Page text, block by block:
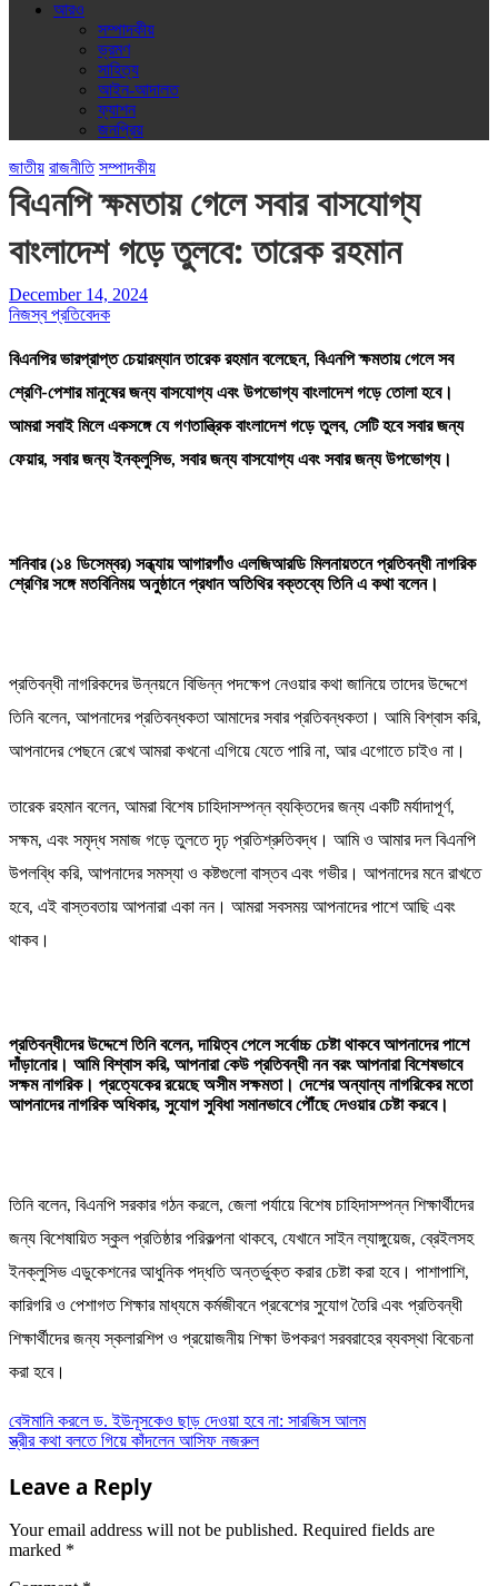
আরও
সম্পাদকীয়
ভ্রমণ
সাহিত্য
আইন-আদালত
ফ্যাশন
জনপ্রিয়
জাতীয় রাজনীতি সম্পাদকীয়
বিএনপি ক্ষমতায় গেলে সবার বাসযোগ্য
বাংলাদেশ গড়ে তুলবে: তারেক রহমান
December 14, 2024
নিজস্ব প্রতিবেদক
বিএনপির ভারপ্রাপ্ত চেয়ারম্যান তারেক রহমান বলেছেন, বিএনপি ক্ষমতায় গেলে সব
শ্রেণি-পেশার মানুষের জন্য বাসযোগ্য এবং উপভোগ্য বাংলাদেশ গড়ে তোলা হবে।
আমরা সবাই মিলে একসঙ্গে যে গণতান্ত্রিক বাংলাদেশ গড়ে তুলব, সেটি হবে সবার জন্য
ফেয়ার, সবার জন্য ইনক্লুসিভ, সবার জন্য বাসযোগ্য এবং সবার জন্য উপভোগ্য।
শনিবার (১৪ ডিসেম্বর) সন্ধ্যায় আগারগাঁও এলজিআরডি মিলনায়তনে প্রতিবন্ধী নাগরিক
শ্রেণির সঙ্গে মতবিনিময় অনুষ্ঠানে প্রধান অতিথির বক্তব্যে তিনি এ কথা বলেন।
প্রতিবন্ধী নাগরিকদের উন্নয়নে বিভিন্ন পদক্ষেপ নেওয়ার কথা জানিয়ে তাদের উদ্দেশে
তিনি বলেন, আপনাদের প্রতিবন্ধকতা আমাদের সবার প্রতিবন্ধকতা। আমি বিশ্বাস করি,
আপনাদের পেছনে রেখে আমরা কখনো এগিয়ে যেতে পারি না, আর এগোতে চাইও না।
তারেক রহমান বলেন, আমরা বিশেষ চাহিদাসম্পন্ন ব্যক্তিদের জন্য একটি মর্যাদাপূর্ণ,
সক্ষম, এবং সমৃদ্ধ সমাজ গড়ে তুলতে দৃঢ় প্রতিশ্রুতিবদ্ধ। আমি ও আমার দল বিএনপি
উপলব্ধি করি, আপনাদের সমস্যা ও কষ্টগুলো বাস্তব এবং গভীর। আপনাদের মনে রাখতে
হবে, এই বাস্তবতায় আপনারা একা নন। আমরা সবসময় আপনাদের পাশে আছি এবং
থাকব।
প্রতিবন্ধীদের উদ্দেশে তিনি বলেন, দায়িত্ব পেলে সর্বোচ্চ চেষ্টা থাকবে আপনাদের পাশে
দাঁড়ানোর। আমি বিশ্বাস করি, আপনারা কেউ প্রতিবন্ধী নন বরং আপনারা বিশেষভাবে
সক্ষম নাগরিক। প্রত্যেকের রয়েছে অসীম সক্ষমতা। দেশের অন্যান্য নাগরিকের মতো
আপনাদের নাগরিক অধিকার, সুযোগ সুবিধা সমানভাবে পৌঁছে দেওয়ার চেষ্টা করবে।
তিনি বলেন, বিএনপি সরকার গঠন করলে, জেলা পর্যায়ে বিশেষ চাহিদাসম্পন্ন শিক্ষার্থীদের
জন্য বিশেষায়িত স্কুল প্রতিষ্ঠার পরিকল্পনা থাকবে, যেখানে সাইন ল্যাঙ্গুয়েজ, ব্রেইলসহ
ইনক্লুসিভ এডুকেশনের আধুনিক পদ্ধতি অন্তর্ভুক্ত করার চেষ্টা করা হবে। পাশাপাশি,
কারিগরি ও পেশাগত শিক্ষার মাধ্যমে কর্মজীবনে প্রবেশের সুযোগ তৈরি এবং প্রতিবন্ধী
শিক্ষার্থীদের জন্য স্কলারশিপ ও প্রয়োজনীয় শিক্ষা উপকরণ সরবরাহের ব্যবস্থা বিবেচনা
করা হবে।
Post
বেঈমানি করলে ড. ইউনূসকেও ছাড় দেওয়া হবে না: সারজিস আলম
স্ত্রীর কথা বলতে গিয়ে কাঁদলেন আসিফ নজরুল
Leave a Reply
Your email address will not be published. Required fields are
marked *